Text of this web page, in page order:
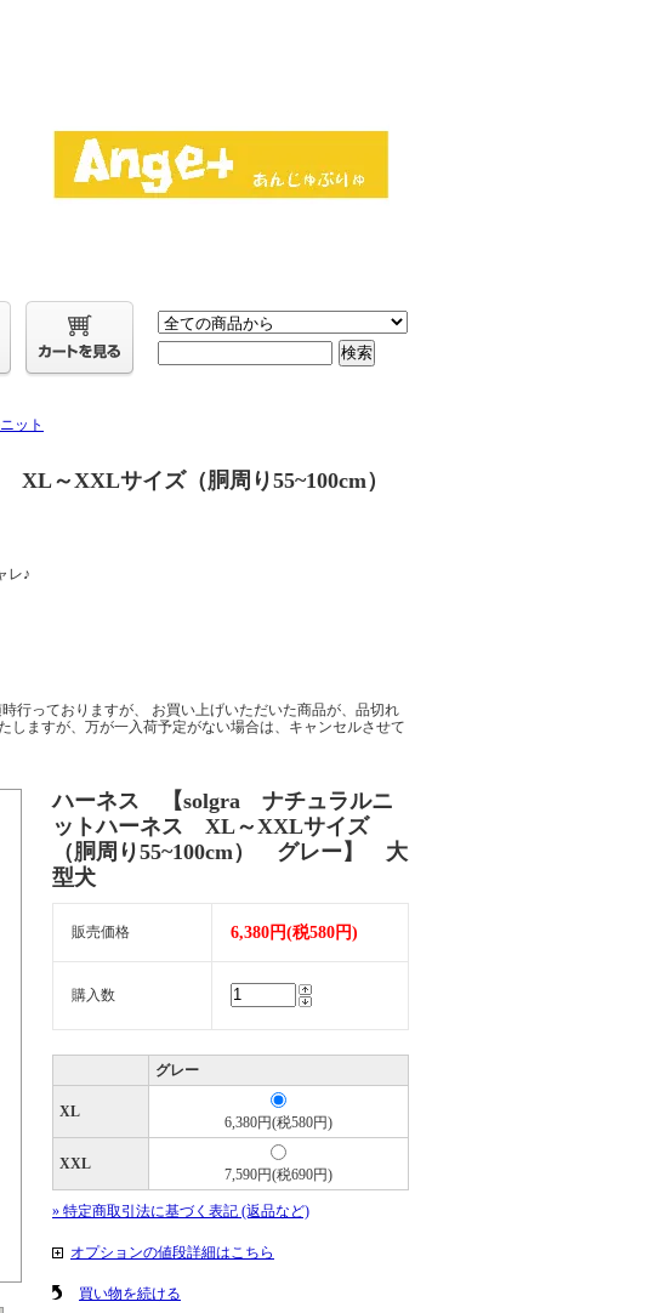
ット
～XXLサイズ（胴周り55~100cm）
レ♪
行っておりますが、 お買い上げいただいた商品が、品切れ
しますが、万が一入荷予定がない場合は、キャンセルさせて
ハーネス 【solgra ナチュラルニ
ットハーネス XL～XXLサイズ
（胴周り55~100cm） グレー】 大
型犬
販売価格 6,380円(税580円)
購入数
グレー
XL
6,380円(税580円)
XXL
7,590円(税690円)
» 特定商取引法に基づく表記 (返品など)
オプションの値段詳細はこちら
買い物を続ける